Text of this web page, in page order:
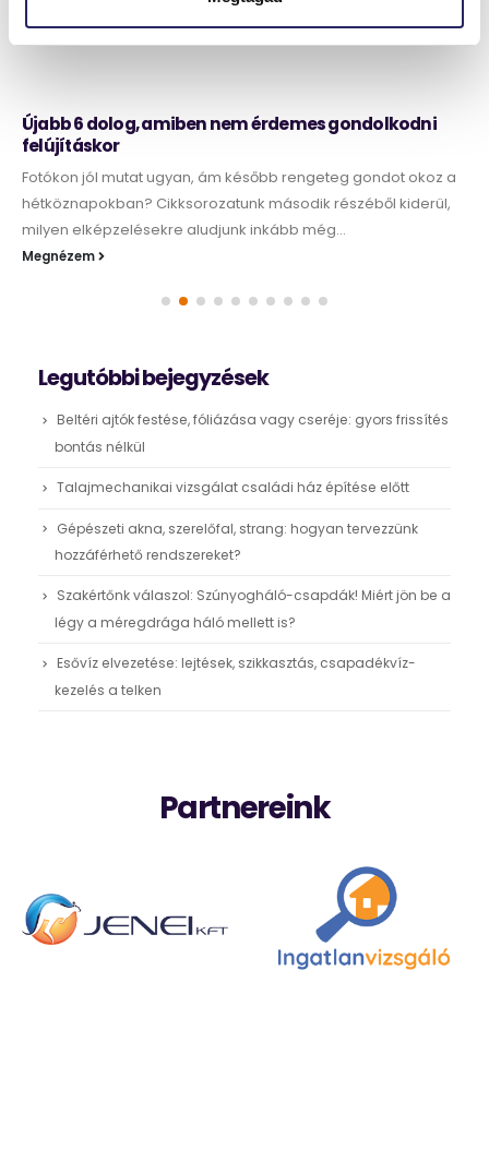
Újabb 6 dolog, amiben nem érdemes gondolkodni
felújításkor
Fotókon jól mutat ugyan, ám később rengeteg gondot okoz a
hétköznapokban? Cikksorozatunk második részéből kiderül,
milyen elképzelésekre aludjunk inkább még...
Megnézem
Legutóbbi bejegyzések
Beltéri ajtók festése, fóliázása vagy cseréje: gyors frissítés
bontás nélkül
Talajmechanikai vizsgálat családi ház építése előtt
Gépészeti akna, szerelőfal, strang: hogyan tervezzünk
hozzáférhető rendszereket?
Szakértőnk válaszol: Szúnyogháló-csapdák! Miért jön be a
légy a méregdrága háló mellett is?
Esővíz elvezetése: lejtések, szikkasztás, csapadékvíz-
kezelés a telken
Partnereink